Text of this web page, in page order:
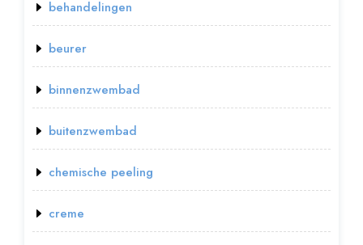
behandelingen
beurer
binnenzwembad
buitenzwembad
chemische peeling
creme